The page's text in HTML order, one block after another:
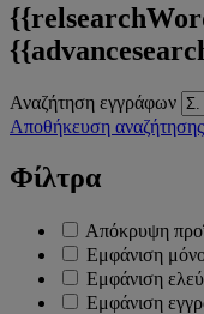
Αναζήτηση εγγράφων
Αποθήκευση αναζήτησης
Φίλτρα
Απόκρυψη
Εμφάνιση
Εμφάνιση
Εμφάνιση